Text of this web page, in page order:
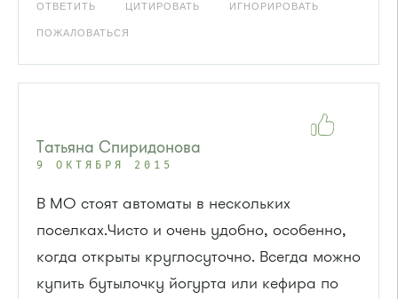
ОТВЕТИТЬ ЦИТИРОВАТЬ ИГНОРИРОВАТЬ
ПОЖАЛОВАТЬСЯ
Татьяна Спиридонова
9 ОКТЯБРЯ 2015
В МО стоят автоматы в нескольких
поселках.Чисто и очень удобно, особенно,
когда открыты круглосуточно. Всегда можно
купить бутылочку йогурта или кефира по